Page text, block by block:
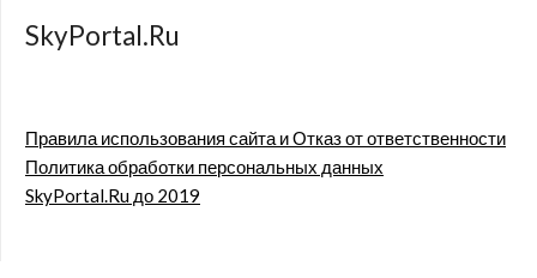
SkyPortal.Ru
Правила использования сайта и Отказ от ответственности
Политика обработки персональных данных
SkyPortal.Ru до 2019